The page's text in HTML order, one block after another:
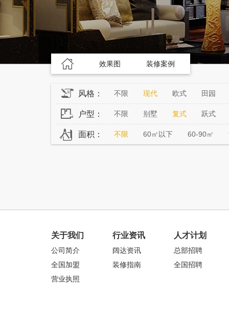
效果图 装修案例
风格： 不限 现代 欧式 田园
户型： 不限 别墅 复式 跃式
面积： 不限 60㎡以下 60-90㎡
关于我们
公司简介
全国加盟
营业执照
行业资讯
阔达资讯
装修指南
人才计划
总部招聘
全国招聘